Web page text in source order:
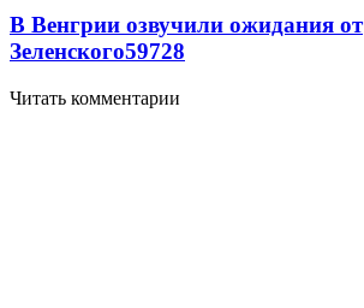
В Венгрии озвучили ожидания от
Зеленского59728
Читать комментарии